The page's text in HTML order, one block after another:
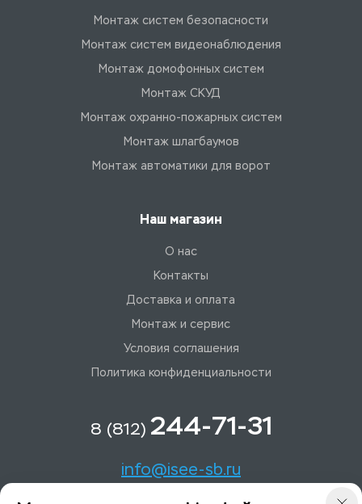
Монтаж систем безопасности
Монтаж систем видеонаблюдения
Монтаж домофонных систем
Монтаж СКУД
Монтаж охранно-пожарных систем
Монтаж шлагбаумов
Монтаж автоматики для ворот
Наш магазин
О нас
Контакты
Доставка и оплата
Монтаж и сервис
Условия соглашения
Политика конфиденциальности
8 (812) 244-71-31
info@isee-sb.ru